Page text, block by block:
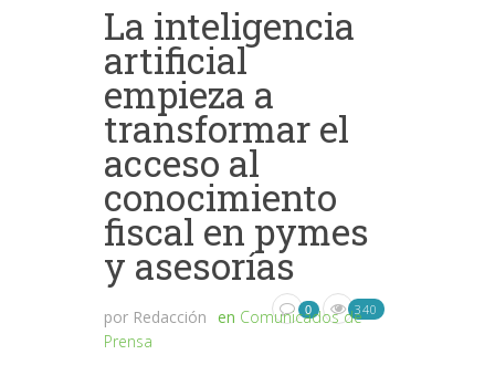
La inteligencia
artificial
empieza a
transformar el
acceso al
conocimiento
fiscal en pymes
y asesorías
por Redacción en Comunicados de
Prensa
0 340